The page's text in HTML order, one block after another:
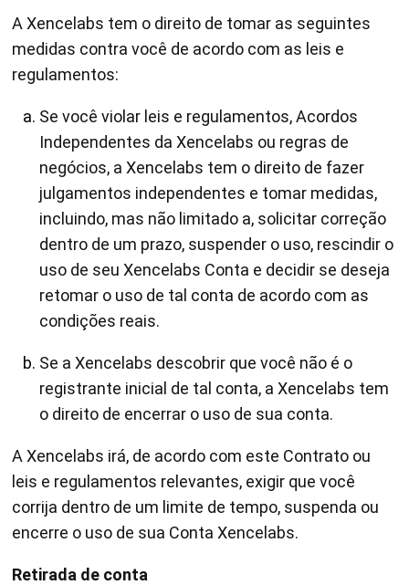
A Xencelabs tem o direito de tomar as seguintes
medidas contra você de acordo com as leis e
regulamentos:
Se você violar leis e regulamentos, Acordos
Independentes da Xencelabs ou regras de
negócios, a Xencelabs tem o direito de fazer
julgamentos independentes e tomar medidas,
incluindo, mas não limitado a, solicitar correção
dentro de um prazo, suspender o uso, rescindir o
uso de seu Xencelabs Conta e decidir se deseja
retomar o uso de tal conta de acordo com as
condições reais.
Se a Xencelabs descobrir que você não é o
registrante inicial de tal conta, a Xencelabs tem
o direito de encerrar o uso de sua conta.
A Xencelabs irá, de acordo com este Contrato ou
leis e regulamentos relevantes, exigir que você
corrija dentro de um limite de tempo, suspenda ou
encerre o uso de sua Conta Xencelabs.
Retirada de conta